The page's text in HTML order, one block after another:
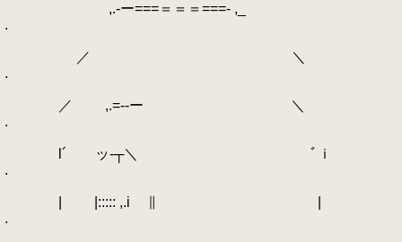
,.-ー===＝＝＝===- ,_
.
／ ＼
.
／ ,.=--ー ＼
.
l´ ッ-┬＼ ﾞｉ
.
| |::::: ,.i ∥ |
.